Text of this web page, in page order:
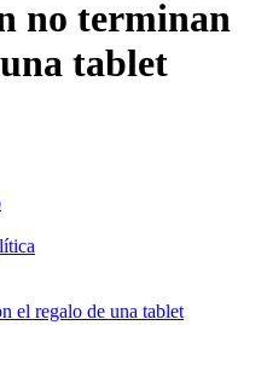
no terminan
tablet